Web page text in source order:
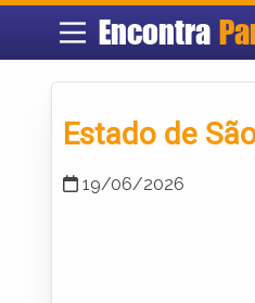
Encontra
Estado de
19/06/2026